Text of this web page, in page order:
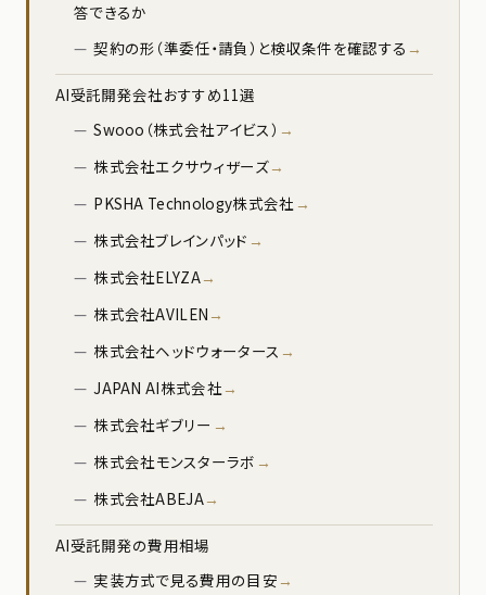
答できるか
契約の形（準委任・請負）と検収条件を確認する
AI受託開発会社おすすめ11選
Swooo（株式会社アイビス）
株式会社エクサウィザーズ
PKSHA Technology株式会社
株式会社ブレインパッド
株式会社ELYZA
株式会社AVILEN
株式会社ヘッドウォータース
JAPAN AI株式会社
株式会社ギブリー
株式会社モンスターラボ
株式会社ABEJA
AI受託開発の費用相場
実装方式で見る費用の目安